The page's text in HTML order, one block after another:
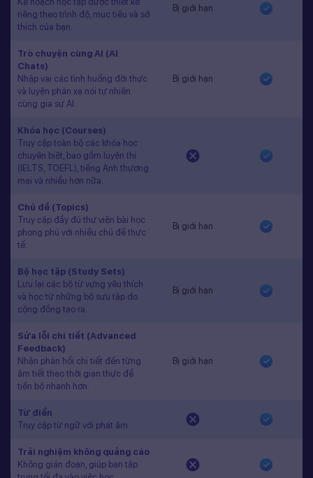
riêng theo trình độ, mục tiêu và sở
thích của bạn.
Bị giới hạn
Trò chuyện cùng AI (AI
Chats)
Nhập vai các tình huống đời thực
và luyện phản xạ nói tự nhiên
cùng gia sư AI.
Bị giới hạn
Khóa học (Courses)
Truy cập toàn bộ các khóa học
chuyên biệt, bao gồm luyện thi
(IELTS, TOEFL), tiếng Anh thương
mại và nhiều hơn nữa.
Chủ đề (Topics)
Truy cập đầy đủ thư viện bài học
phong phú với nhiều chủ đề thực
tế.
Bị giới hạn
Bộ học tập (Study Sets)
Lưu lại các bộ từ vựng yêu thích
và học từ những bộ sưu tập do
cộng đồng tạo ra.
Bị giới hạn
Sửa lỗi chi tiết (Advanced
Feedback)
Nhận phản hồi chi tiết đến từng
âm tiết theo thời gian thực để
tiến bộ nhanh hơn.
Bị giới hạn
Từ điển
Truy cập từ ngữ với phát âm
Trải nghiệm không quảng cáo
Không gián đoạn, giúp bạn tập